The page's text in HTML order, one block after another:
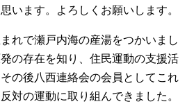
います。よろしくお願いします。
れで瀬戸内海の産湯をつかいまし
の存在を知り、住民運動の支援活
の後八西連絡会の会員としてこれ
対の運動に取り組んできました。